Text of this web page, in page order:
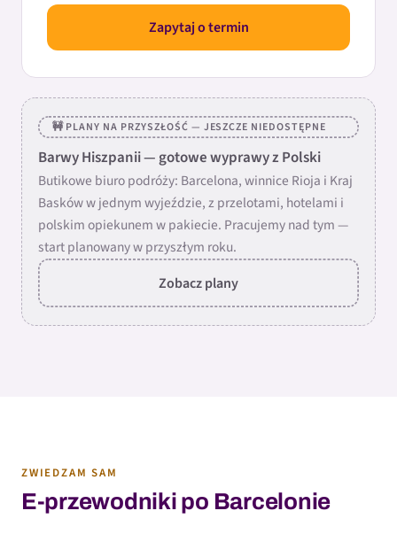
Zapytaj o termin
🚧 PLANY NA PRZYSZŁOŚĆ — JESZCZE NIEDOSTĘPNE
Barwy Hiszpanii — gotowe wyprawy z Polski
Butikowe biuro podróży: Barcelona, winnice Rioja i Kraj
Basków w jednym wyjeździe, z przelotami, hotelami i
polskim opiekunem w pakiecie. Pracujemy nad tym —
start planowany w przyszłym roku.
Zobacz plany
ZWIEDZAM SAM
E-przewodniki po Barcelonie